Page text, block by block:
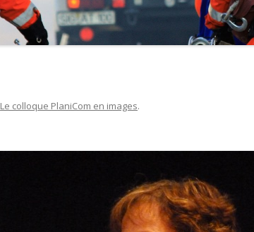
Le colloque PlaniCom en images.